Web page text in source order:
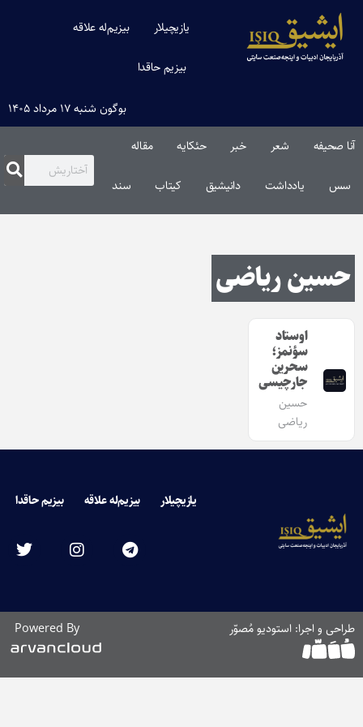
یازیچیلار بیزیم‌له علاقه
بیزیم حاقدا
بوگون شنبه ۱۷ مرداد ۱۴۰۵
آنا صحیفه شعر خبر حئکایه مقاله‌
سس یادداشت دانیشیق کیتاب سند
حسین ریاضی
اوستاد
سؤنمز؛
سحرین
جارچیسی
حسین
ریاضی
یازیچیلار بیزیم‌له علاقه بیزیم حاقدا
طراحی و اجرا: استودیو مُصوّر Powered By